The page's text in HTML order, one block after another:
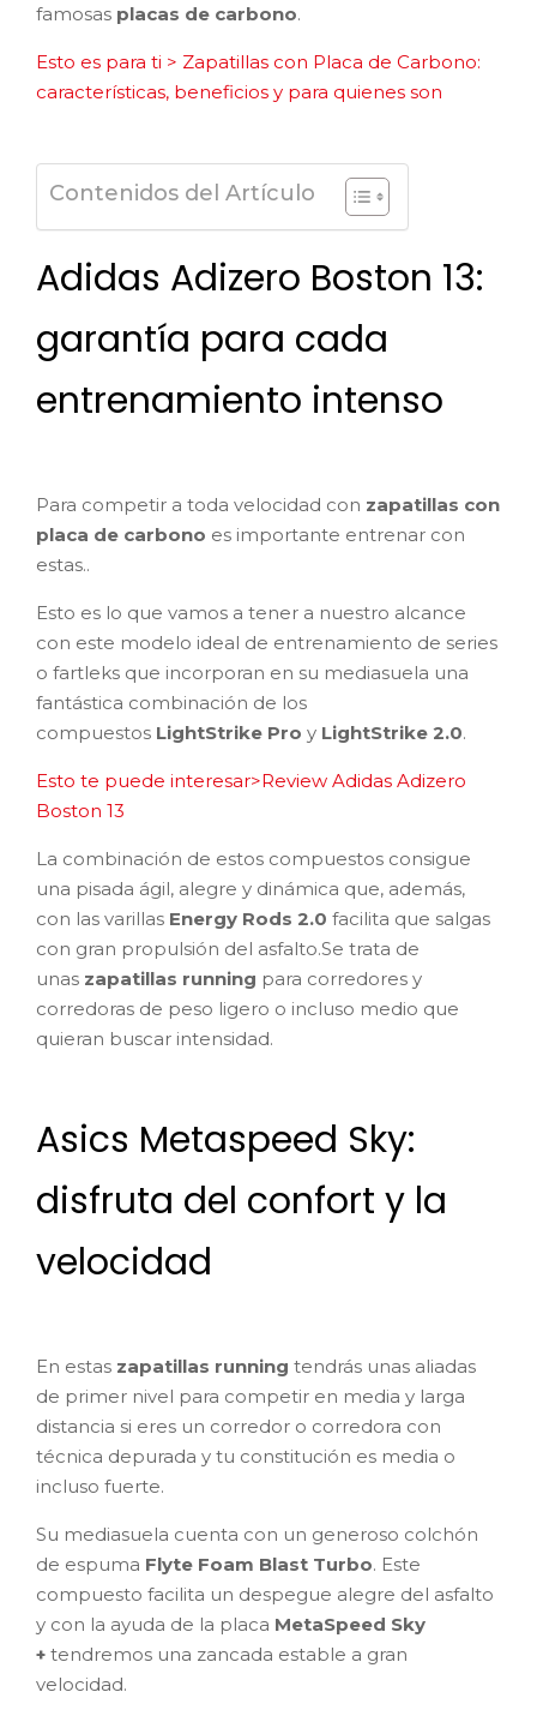
famosas placas de carbono.
Esto es para ti > Zapatillas con Placa de Carbono:
características, beneficios y para quienes son
Contenidos del Artículo
Adidas Adizero Boston 13:
garantía para cada
entrenamiento intenso
Para competir a toda velocidad con zapatillas con
placa de carbono es importante entrenar con
estas..
Esto es lo que vamos a tener a nuestro alcance
con este modelo ideal de entrenamiento de series
o fartleks que incorporan en su mediasuela una
fantástica combinación de los
compuestos LightStrike Pro y LightStrike 2.0.
Esto te puede interesar>Review Adidas Adizero
Boston 13
La combinación de estos compuestos consigue
una pisada ágil, alegre y dinámica que, además,
con las varillas Energy Rods 2.0 facilita que salgas
con gran propulsión del asfalto.Se trata de
unas zapatillas running para corredores y
corredoras de peso ligero o incluso medio que
quieran buscar intensidad.
Asics Metaspeed Sky:
disfruta del confort y la
velocidad
En estas zapatillas running tendrás unas aliadas
de primer nivel para competir en media y larga
distancia si eres un corredor o corredora con
técnica depurada y tu constitución es media o
incluso fuerte.
Su mediasuela cuenta con un generoso colchón
de espuma Flyte Foam Blast Turbo. Este
compuesto facilita un despegue alegre del asfalto
y con la ayuda de la placa MetaSpeed Sky
+ tendremos una zancada estable a gran
velocidad.